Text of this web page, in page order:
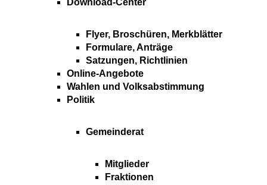
Download-Center
Flyer, Broschüren, Merkblätter
Formulare, Anträge
Satzungen, Richtlinien
Online-Angebote
Wahlen und Volksabstimmung
Politik
Gemeinderat
Mitglieder
Fraktionen